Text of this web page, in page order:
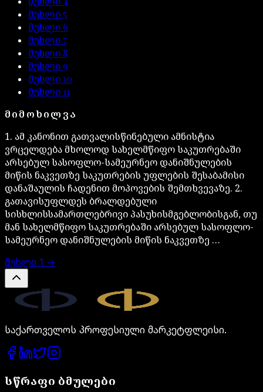
მუხლი 5
მუხლი 6
მუხლი7
მუხლი 8
მუხლი 9
მუხლი 10
მუხლი 11
ᲛᲘᲛᲝᲮᲘᲚᲕᲐ
1. ამ კანონით გათვალისწინებული ამნისტია
ვრცელდება მხოლოდ სახელმწიფო საკუთრებაში
არსებულ სასოფლო-სამეურნეო დანიშნულების
მიწის ნაკვეთზე საკუთრების უფლების შესაბამისი
დანაშაულის ჩადენით მოპოვების შემთხვევაზე. 2.
გათავისუფლდეს ბრალდებული
სისხლისსამართლებრივი პასუხისმგებლობისგან, თუ
მან სახელმწიფო საკუთრებაში არსებულ სასოფლო-
სამეურნეო დანიშნულების მიწის ნაკვეთზე …
მუხლი 1 →
საქართველოს პროფესიული მარკეტფლეისი.
სწრაფი ბმულები